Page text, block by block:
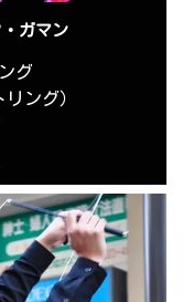
ガマン
グ
ング）